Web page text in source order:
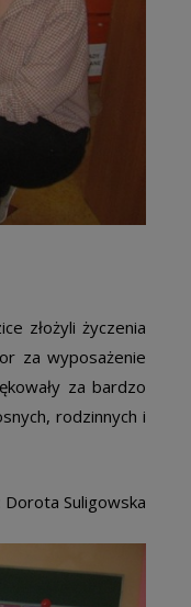
złożyli życzenia
za wyposażenie
za bardzo
rodzinnych i
Dorota Suligowska